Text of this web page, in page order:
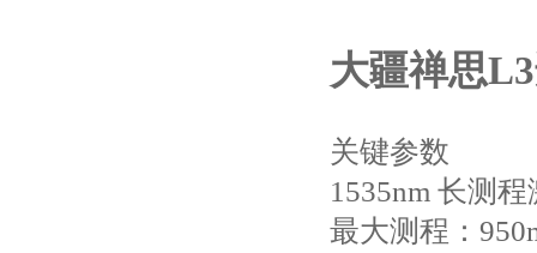
大疆禅思
关键参数
1535nm 长测
最大测程：